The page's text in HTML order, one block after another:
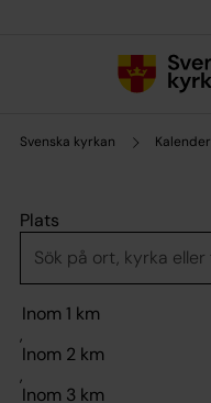
Svenska kyrkan Kalender
Plats
,
,